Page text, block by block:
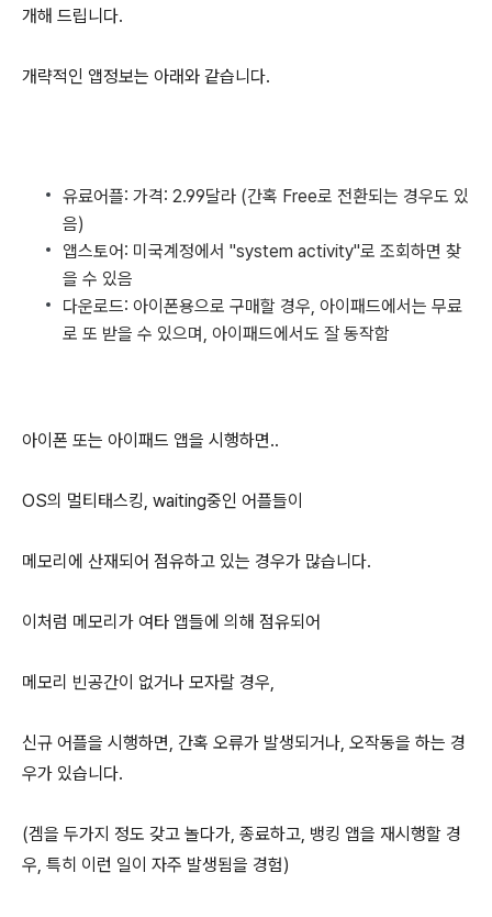
개해 드립니다.
개략적인 앱정보는 아래와 같습니다.
유료어플: 가격: 2.99달라 (간혹 Free로 전환되는 경우도 있
음)
앱스토어: 미국계정에서 "system activity"로 조회하면 찾
을 수 있음
다운로드: 아이폰용으로 구매할 경우, 아이패드에서는 무료
로 또 받을 수 있으며, 아이패드에서도 잘 동작함
아이폰 또는 아이패드 앱을 시행하면..
OS의 멀티태스킹, waiting중인 어플들이
메모리에 산재되어 점유하고 있는 경우가 많습니다.
이처럼 메모리가 여타 앱들에 의해 점유되어
메모리 빈공간이 없거나 모자랄 경우,
신규 어플을 시행하면, 간혹 오류가 발생되거나, 오작동을 하는 경
우가 있습니다.
(겜을 두가지 정도 갖고 놀다가, 종료하고, 뱅킹 앱을 재시행할 경
우, 특히 이런 일이 자주 발생됨을 경험)